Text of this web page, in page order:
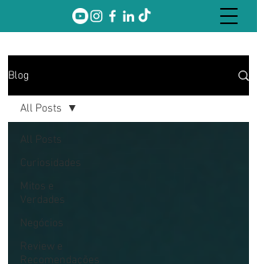
Blog
All Posts
Curiosidades
Mitos e
Verdades
Negócios
Review e
Recomendações
All Posts